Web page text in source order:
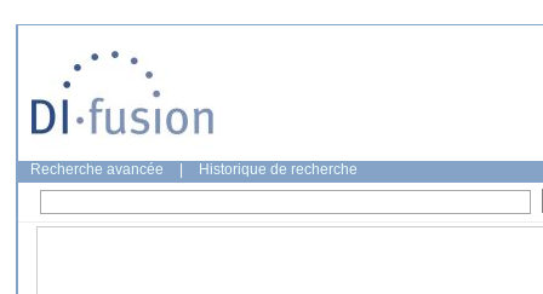
Recherche avancée Historique de recherche